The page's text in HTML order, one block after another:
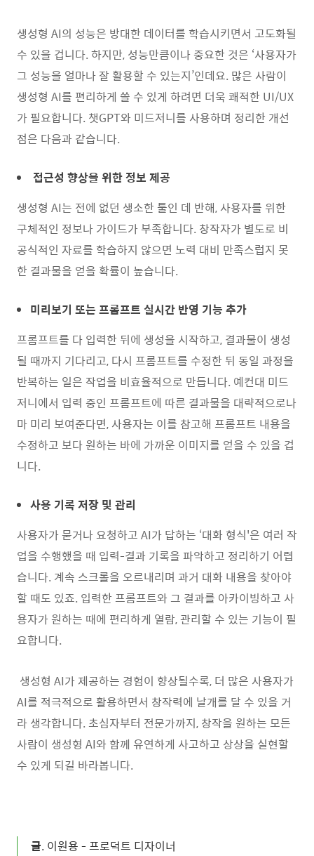
생성형 AI의 성능은 방대한 데이터를 학습시키면서 고도화될
수 있을 겁니다. 하지만, 성능만큼이나 중요한 것은 ‘사용자가
그 성능을 얼마나 잘 활용할 수 있는지’인데요. 많은 사람이
생성형 AI를 편리하게 쓸 수 있게 하려면 더욱 쾌적한 UI/UX
가 필요합니다. 챗GPT와 미드저니를 사용하며 정리한 개선
점은 다음과 같습니다.
접근성 향상을 위한 정보 제공
생성형 AI는 전에 없던 생소한 툴인 데 반해, 사용자를 위한
구체적인 정보나 가이드가 부족합니다. 창작자가 별도로 비
공식적인 자료를 학습하지 않으면 노력 대비 만족스럽지 못
한 결과물을 얻을 확률이 높습니다.
미리보기 또는 프롬프트 실시간 반영 기능 추가
프롬프트를 다 입력한 뒤에 생성을 시작하고, 결과물이 생성
될 때까지 기다리고, 다시 프롬프트를 수정한 뒤 동일 과정을
반복하는 일은 작업을 비효율적으로 만듭니다. 예컨대 미드
저니에서 입력 중인 프롬프트에 따른 결과물을 대략적으로나
마 미리 보여준다면, 사용자는 이를 참고해 프롬프트 내용을
수정하고 보다 원하는 바에 가까운 이미지를 얻을 수 있을 겁
니다.
사용 기록 저장 및 관리
사용자가 묻거나 요청하고 AI가 답하는 ‘대화 형식'은 여러 작
업을 수행했을 때 입력-결과 기록을 파악하고 정리하기 어렵
습니다. 계속 스크롤을 오르내리며 과거 대화 내용을 찾아야
할 때도 있죠. 입력한 프롬프트와 그 결과를 아카이빙하고 사
용자가 원하는 때에 편리하게 열람, 관리할 수 있는 기능이 필
요합니다.
생성형 AI가 제공하는 경험이 향상될수록, 더 많은 사용자가
AI를 적극적으로 활용하면서 창작력에 날개를 달 수 있을 거
라 생각합니다. 초심자부터 전문가까지, 창작을 원하는 모든
사람이 생성형 AI와 함께 유연하게 사고하고 상상을 실현할
수 있게 되길 바라봅니다.
글. 이원용 - 프로덕트 디자이너